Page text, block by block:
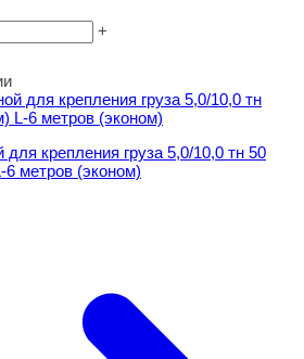
+
для крепления груза 5,0/10,0 тн 50 мм
крепления груза 5,0/10,0 тн 50
метров (эконом)